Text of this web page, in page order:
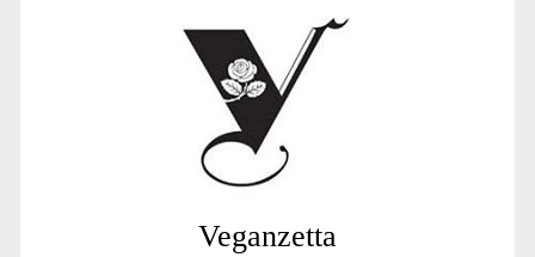
Veganzetta